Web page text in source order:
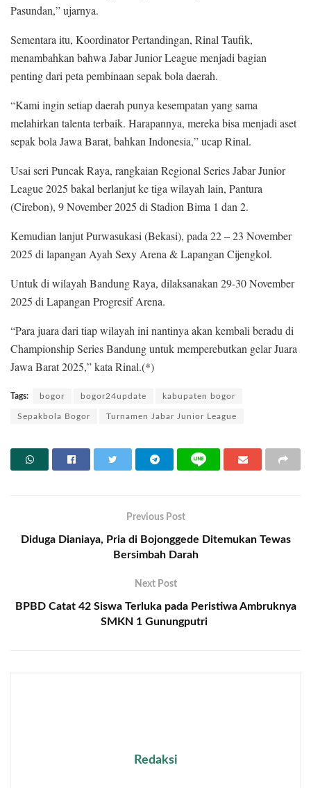
Pasundan,” ujarnya.
Sementara itu, Koordinator Pertandingan, Rinal Taufik,
menambahkan bahwa Jabar Junior League menjadi bagian
penting dari peta pembinaan sepak bola daerah.
“Kami ingin setiap daerah punya kesempatan yang sama
melahirkan talenta terbaik. Harapannya, mereka bisa menjadi aset
sepak bola Jawa Barat, bahkan Indonesia,” ucap Rinal.
Usai seri Puncak Raya, rangkaian Regional Series Jabar Junior
League 2025 bakal berlanjut ke tiga wilayah lain, Pantura
(Cirebon), 9 November 2025 di Stadion Bima 1 dan 2.
Kemudian lanjut Purwasukasi (Bekasi), pada 22 – 23 November
2025 di lapangan Ayah Sexy Arena & Lapangan Cijengkol.
Untuk di wilayah Bandung Raya, dilaksanakan 29-30 November
2025 di Lapangan Progresif Arena.
“Para juara dari tiap wilayah ini nantinya akan kembali beradu di
Championship Series Bandung untuk memperebutkan gelar Juara
Jawa Barat 2025,” kata Rinal.(*)
Tags: bogor bogor24update kabupaten bogor
Sepakbola Bogor Turnamen Jabar Junior League
Previous Post
Diduga Dianiaya, Pria di Bojonggede Ditemukan Tewas
Bersimbah Darah
Next Post
BPBD Catat 42 Siswa Terluka pada Peristiwa Ambruknya
SMKN 1 Gunungputri
Redaksi